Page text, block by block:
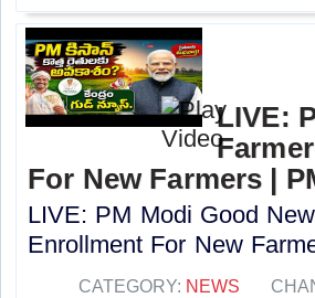
LIVE:
For New Farmers |
LIVE: PM Modi Good
Enrollment For New
CATEGORY: NEWS